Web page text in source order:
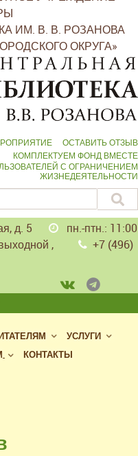
ИМ. В. В. РОЗАНОВА
ОКРУГА»
ОСТАВИТЬ ОТЗЫВ
КОМПЛЕКТУЕМ ФОНД ВМЕСТЕ
С ОГРАНИЧЕНИЕМ
ЖИЗНЕДЕЯТЕЛЬНОСТИ
д. 5
пн.-птн.: 11:00
выходной ,
+7 (496)
УСЛУГИ
КОНТАКТЫ